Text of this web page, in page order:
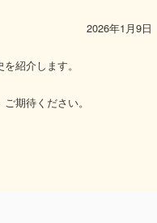
2026年1月9日
紹介します。
期待ください。